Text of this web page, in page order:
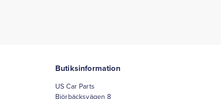
Butiksinformation
US Car Parts
Björbäcksvägen 8